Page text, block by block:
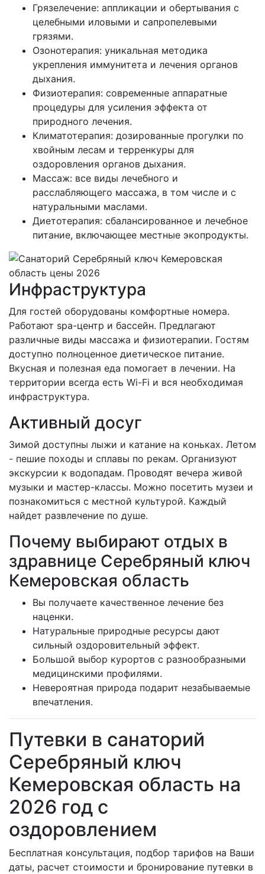
Грязелечение: аппликации и обертывания с
целебными иловыми и сапропелевыми
грязями.
Озонотерапия: уникальная методика
укрепления иммунитета и лечения органов
дыхания.
Физиотерапия: современные аппаратные
процедуры для усиления эффекта от
природного лечения.
Климатотерапия: дозированные прогулки по
хвойным лесам и терренкуры для
оздоровления органов дыхания.
Массаж: все виды лечебного и
расслабляющего массажа, в том числе и с
натуральными маслами.
Диетотерапия: сбалансированное и лечебное
питание, включающее местные экопродукты.
Инфраструктура
Для гостей оборудованы комфортные номера.
Работают spa-центр и бассейн. Предлагают
различные виды массажа и физиотерапии. Гостям
доступно полноценное диетическое питание.
Вкусная и полезная еда помогает в лечении. На
территории всегда есть Wi-Fi и вся необходимая
инфраструктура.
Активный досуг
Зимой доступны лыжи и катание на коньках. Летом
- пешие походы и сплавы по рекам. Организуют
экскурсии к водопадам. Проводят вечера живой
музыки и мастер-классы. Можно посетить музеи и
познакомиться с местной культурой. Каждый
найдет развлечение по душе.
Почему выбирают отдых в
здравнице Серебряный ключ
Кемеровская область
Вы получаете качественное лечение без
наценки.
Натуральные природные ресурсы дают
сильный оздоровительный эффект.
Большой выбор курортов с разнообразными
медицинскими профилями.
Невероятная природа подарит незабываемые
впечатления.
Путевки в санаторий
Серебряный ключ
Кемеровская область на
2026 год с
оздоровлением
Бесплатная консультация, подбор тарифов на Ваши
даты, расчет стоимости и бронирование путевки в